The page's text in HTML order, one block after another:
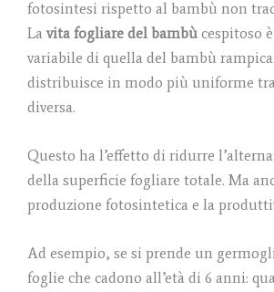
fotosintesi rispetto al bambù non
La vita fogliare del bambù cespitoso
variabile di quella del bambù
distribuisce in modo più uniforme
diversa.
Questo ha l’effetto di ridurre
della superficie fogliare totale. Ma
produzione fotosintetica e la
Ad esempio, se si prende un
foglie che cadono all’età di 6 anni: